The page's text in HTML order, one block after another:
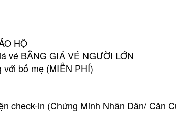
HỘ
vé BẰNG GIÁ VÉ NGƯỜI LỚN
bố mẹ (MIỄN PHÍ)
check-in (Chứng Minh Nhân Dân/ Căn